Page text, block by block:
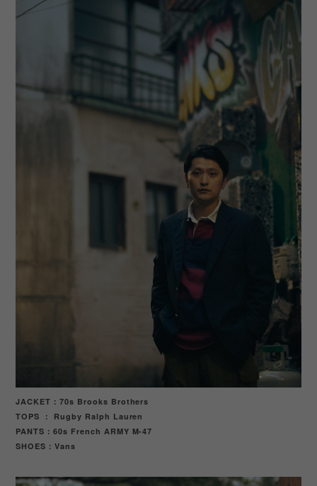
JACKET：70s Brooks Brothers
TOPS ： Rugby Ralph Lauren
PANTS：60s French ARMY M-47
SHOES ：Vans